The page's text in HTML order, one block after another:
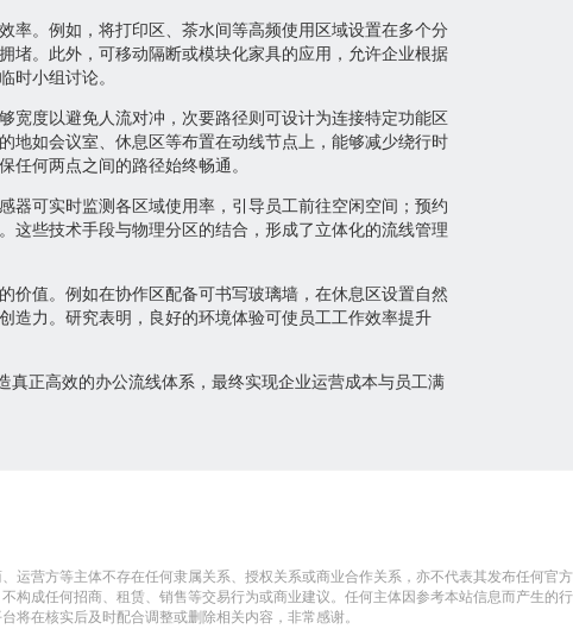
率。例如，将打印区、茶水间等高频使用区域设置在多个分
堵。此外，可移动隔断或模块化家具的应用，允许企业根据
时小组讨论。
宽度以避免人流对冲，次要路径则可设计为连接特定功能区
地如会议室、休息区等布置在动线节点上，能够减少绕行时
任何两点之间的路径始终畅通。
器可实时监测各区域使用率，引导员工前往空闲空间；预约
这些技术手段与物理分区的结合，形成了立体化的流线管理
价值。例如在协作区配备可书写玻璃墙，在休息区设置自然
造力。研究表明，良好的环境体验可使员工工作效率提升
正高效的办公流线体系，最终实现企业运营成本与员工满
营方等主体不存在任何隶属关系、授权关系或商业合作关系，亦不代表其发布任何官方
构成任何招商、租赁、销售等交易行为或商业建议。任何主体因参考本站信息而产生的行
将在核实后及时配合调整或删除相关内容，非常感谢。